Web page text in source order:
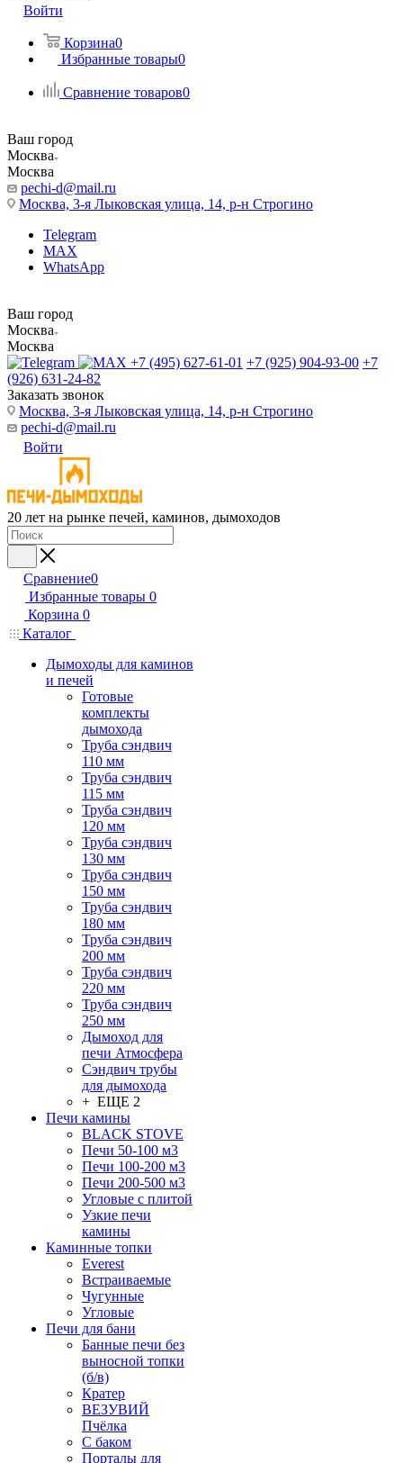
Войти
Корзина0
Избранные товары0
Сравнение товаров0
Ваш город
Москва
Москва
pechi-d@mail.ru
Москва, 3-я Лыковская улица, 14, р-н Строгино
Telegram
MAX
WhatsApp
Ваш город
Москва
Москва
+7 (495) 627-61-01 +7 (925) 904-93-00 +7
(926) 631-24-82
Заказать звонок
Москва, 3-я Лыковская улица, 14, р-н Строгино
pechi-d@mail.ru
Войти
20 лет на рынке печей, каминов, дымоходов
Сравнение0
Избранные товары 0
Корзина 0
Каталог
Дымоходы для каминов
и печей
Готовые
комплекты
дымохода
Труба сэндвич
110 мм
Труба сэндвич
115 мм
Труба сэндвич
120 мм
Труба сэндвич
130 мм
Труба сэндвич
150 мм
Труба сэндвич
180 мм
Труба сэндвич
200 мм
Труба сэндвич
220 мм
Труба сэндвич
250 мм
Дымоход для
печи Атмосфера
Сэндвич трубы
для дымохода
+ ЕЩЕ 2
Печи камины
BLACK STOVE
Печи 50-100 м3
Печи 100-200 м3
Печи 200-500 м3
Угловые с плитой
Узкие печи
камины
Каминные топки
Everest
Встраиваемые
Чугунные
Угловые
Печи для бани
Банные печи без
выносной топки
(б/в)
Кратер
ВЕЗУВИЙ
Пчёлка
С баком
Порталы для